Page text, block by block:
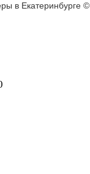
в Екатеринбурге